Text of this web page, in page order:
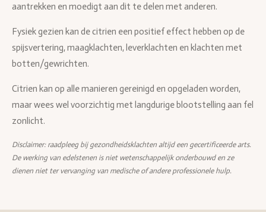
aantrekken en moedigt aan dit te delen met anderen.
Fysiek gezien kan de citrien een positief effect hebben op de
spijsvertering, maagklachten, leverklachten en klachten met
botten/gewrichten.
Citrien kan op alle manieren gereinigd en opgeladen worden,
maar wees wel voorzichtig met langdurige blootstelling aan fel
zonlicht.
Disclaimer: raadpleeg bij gezondheidsklachten altijd een gecertificeerde arts.
De werking van edelstenen is niet wetenschappelijk onderbouwd en ze
dienen niet ter vervanging van medische of andere professionele hulp.